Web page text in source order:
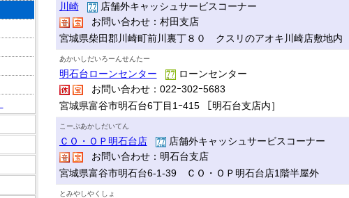
川崎
店舗外キャッシュサービスコーナー
お問い合わせ：村田支店
宮城県柴田郡川崎町前川裏丁８０ クスリのアオキ川崎店敷地内
あかいしだいろーんせんたー
明石台ローンセンター
ローンセンター
お問い合わせ：022ｰ302ｰ5683
宮城県富谷市明石台6丁目1ｰ415 ［明石台支店内］
こーぷあかしだいてん
ＣＯ・ＯＰ明石台店
店舗外キャッシュサービスコーナー
お問い合わせ：明石台支店
宮城県富谷市明石台6-1-39 ＣＯ・ＯＰ明石台店1階半屋外
とみやしやくしょ